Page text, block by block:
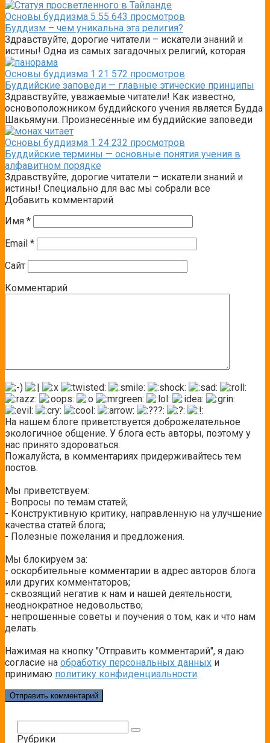
Основы буддизма 5 55 643 просмотров
Буддизм – чем уникальна эта религия?
Здравствуйте, дорогие читатели – искатели знаний и
истины! Одна из самых загадочных религий, которая
Основы буддизма 1 21 572 просмотров
Буддийские заповеди — главные этические принципы
Здравствуйте, уважаемые читатели! Как известно,
основоположником буддийского учения является Будда
Шакьямуни. Произнесённые им буддийские заповеди
Основы буддизма 1 24 232 просмотров
Буддийские термины — основные понятия учения в
алфавитном порядке
Здравствуйте, дорогие читатели – искатели знаний и
истины! Специально для вас мы собрали все
Добавить комментарий
Имя *
Email *
Сайт
Комментарий
На нашем блоге приветствуется доброжелательное
экологичное общение. У блога есть авторы, поэтому у
нас принято здороваться.
Пожалуйста, в комментариях придерживайтесь тем
постов.
Мы приветствуем:
- Вопросы по темам статей;
- Конструктивную критику, направленную на улучшение
качества статей блога;
- Полезные пожелания и предложения.
Мы блокируем за:
- оскорбительные комментарии в адрес авторов блога
или других комментаторов;
- сквозящий негатив к нам и нашей деятельности,
неоднократное недовольство;
- непрошенные советы и поучения о том, как и что нам
делать.
Нажимая на кнопку "Отправить комментарий", я даю
согласие на обработку персональных данных и
принимаю политику конфиденциальности.
Рубрики